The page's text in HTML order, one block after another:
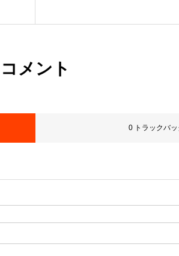
コメント
0 トラックバッ